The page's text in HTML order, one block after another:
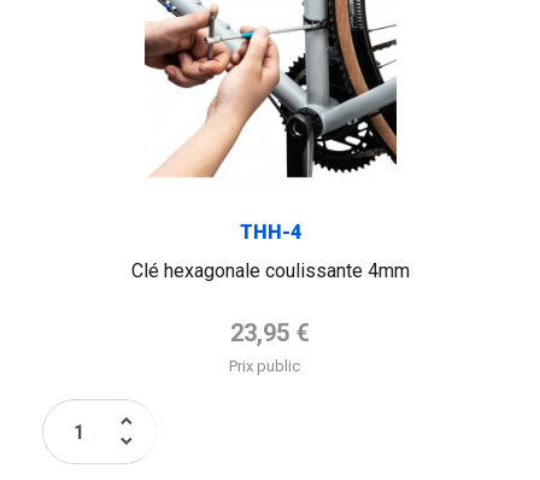
THH-4
Clé hexagonale coulissante 4mm
Prix de base
23,95 €
Prix public
keyboard_arrow_up
keyboard_arrow_down